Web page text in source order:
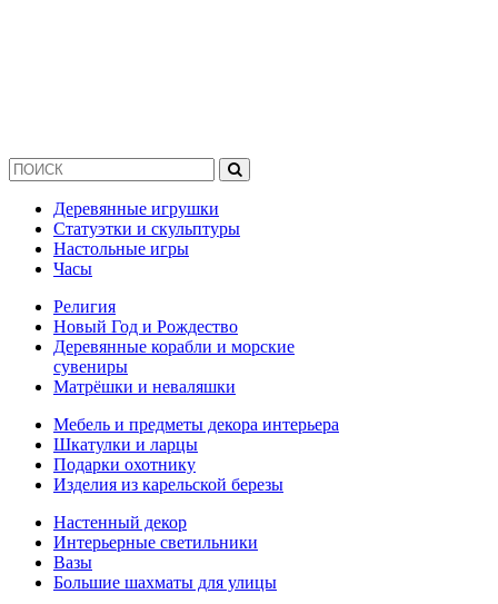
Деревянные игрушки
Статуэтки и скульптуры
Настольные игры
Часы
Религия
Новый Год и Рождество
Деревянные корабли и морские
сувениры
Матрёшки и неваляшки
Мебель и предметы декора интерьера
Шкатулки и ларцы
Подарки охотнику
Изделия из карельской березы
Настенный декор
Интерьерные светильники
Вазы
Большие шахматы для улицы